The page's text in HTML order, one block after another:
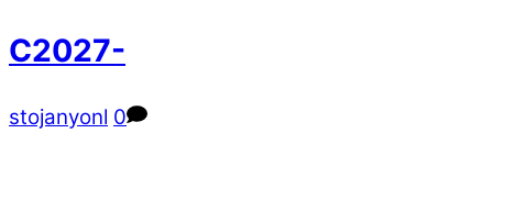
C2027-
stojanyonl 0